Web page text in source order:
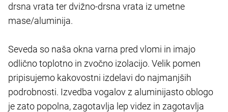
drsna vrata ter dvižno-drsna vrata iz umetne
mase/aluminija.
Seveda so naša okna varna pred vlomi in imajo
odlično toplotno in zvočno izolacijo. Velik pomen
pripisujemo kakovostni izdelavi do najmanjših
podrobnosti. Izvedba vogalov z aluminijasto oblogo
je zato popolna, zagotavlja lep videz in zagotavlja